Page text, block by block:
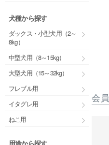
犬種から探す
ダックス・小型犬用（2～
8kg）
中型犬用（8～15kg）
大型犬用（15～32kg）
フレブル用
イタグレ用
ねこ用
会